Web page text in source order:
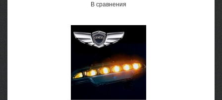
В сравнения